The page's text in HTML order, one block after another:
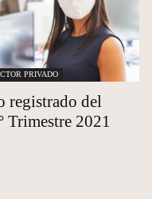
PRIVADO
registrado del
Trimestre 2021